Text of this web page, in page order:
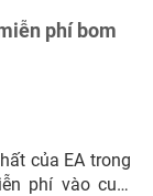
phí bom
của EA trong
phí vào cuối